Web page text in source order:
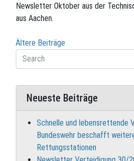
Newsletter Oktober aus der
aus Aachen.
Beitragsnavigation
Ältere Beiträge
Neueste Beiträge
Schnelle und lebensrettende
Bundeswehr beschafft
Rettungsstationen